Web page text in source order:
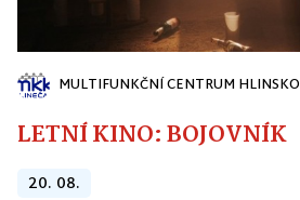
MULTIFUNKČNÍ CENTRUM HLINSKO
LETNÍ KINO: BOJOVNÍK
20. 08.